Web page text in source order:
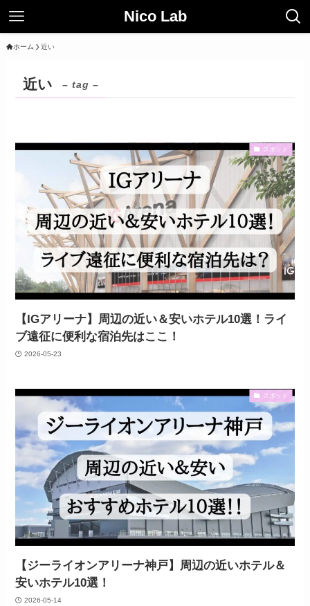
Nico Lab
ホーム 近い
近い – tag –
スポット
【IGアリーナ】周辺の近い＆安いホテル10選！ライ
ブ遠征に便利な宿泊先はここ！
2026-05-23
スポット
【ジーライオンアリーナ神戸】周辺の近いホテル＆
安いホテル10選！
2026-05-14